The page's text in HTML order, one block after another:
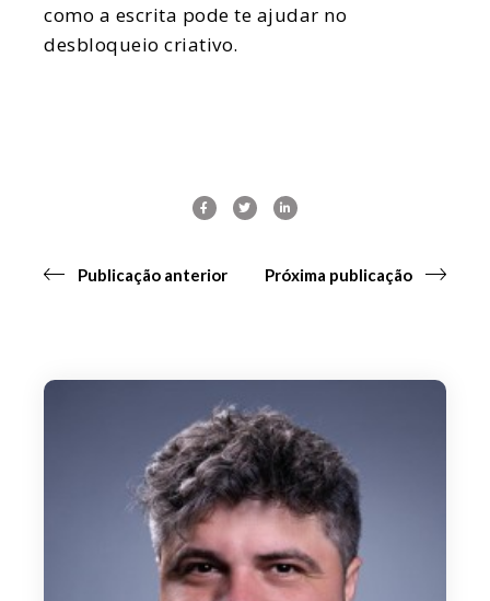
como a escrita pode te ajudar no
desbloqueio criativo.
Publicação anterior Próxima publicação